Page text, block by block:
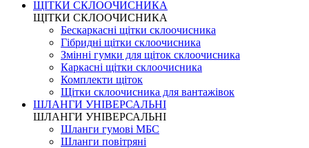
ЩІТКИ СКЛООЧИСНИКА
ЩІТКИ СКЛООЧИСНИКА
Бескаркасні щітки склоочисника
Гібридні щітки склоочисника
Змінні гумки для щіток склоочисника
Каркасні щітки склоочисника
Комплекти щіток
Щітки склоочисника для вантажівок
ШЛАНГИ УНІВЕРСАЛЬНІ
ШЛАНГИ УНІВЕРСАЛЬНІ
Шланги гумові МБС
Шланги повітряні